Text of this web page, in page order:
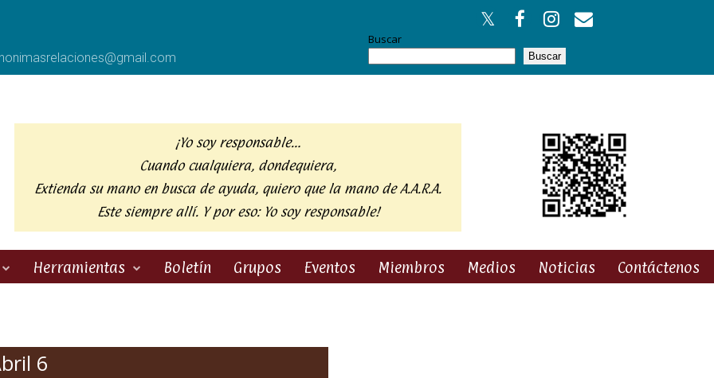
Buscar
Buscar
¡Yo soy responsable…
Cuando cualquiera, dondequiera,
Extienda su mano en busca de ayuda, quiero que la mano de A.A.R.A.
Este siempre allí. Y por eso: Yo soy responsable!
Herramientas Boletín Grupos Eventos Miembros Medios Noticias Contáctenos
6